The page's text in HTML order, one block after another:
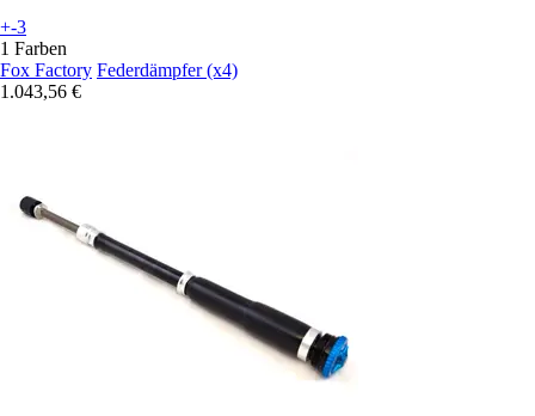
+-3
1 Farben
Fox Factory Federdämpfer (x4)
1.043,56 €